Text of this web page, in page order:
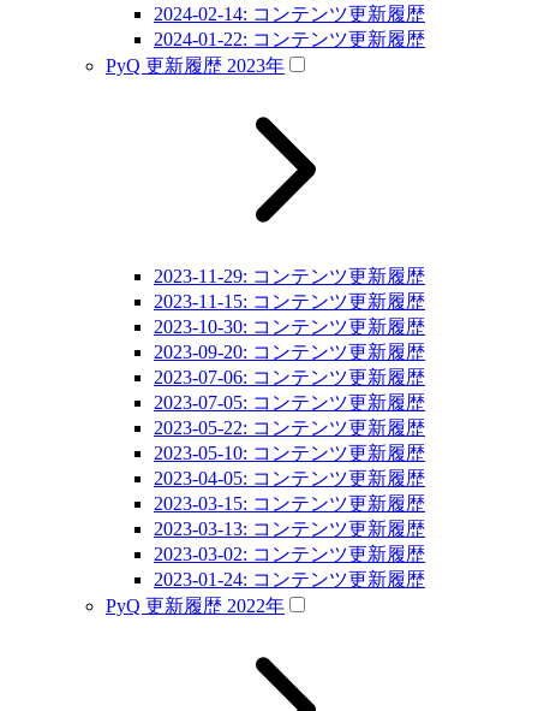
2024-02-14: コンテンツ更新履歴
2024-01-22: コンテンツ更新履歴
PyQ 更新履歴 2023年
2023-11-29: コンテンツ更新履歴
2023-11-15: コンテンツ更新履歴
2023-10-30: コンテンツ更新履歴
2023-09-20: コンテンツ更新履歴
2023-07-06: コンテンツ更新履歴
2023-07-05: コンテンツ更新履歴
2023-05-22: コンテンツ更新履歴
2023-05-10: コンテンツ更新履歴
2023-04-05: コンテンツ更新履歴
2023-03-15: コンテンツ更新履歴
2023-03-13: コンテンツ更新履歴
2023-03-02: コンテンツ更新履歴
2023-01-24: コンテンツ更新履歴
PyQ 更新履歴 2022年